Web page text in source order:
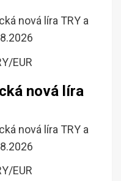
nová líra TRY a
nová líra
nová líra TRY a